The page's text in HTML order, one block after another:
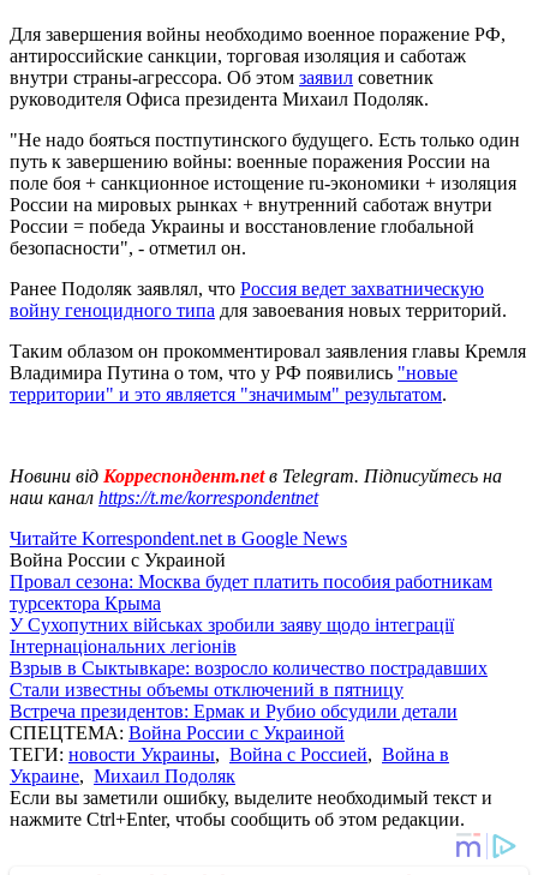
Для завершения войны необходимо военное поражение РФ,
антироссийские санкции, торговая изоляция и саботаж
внутри страны-агрессора. Об этом заявил советник
руководителя Офиса президента Михаил Подоляк.
"Не надо бояться постпутинского будущего. Есть только один
путь к завершению войны: военные поражения России на
поле боя + санкционное истощение ru-экономики + изоляция
России на мировых рынках + внутренний саботаж внутри
России = победа Украины и восстановление глобальной
безопасности", - отметил он.
Ранее Подоляк заявлял, что Россия ведет захватническую
войну геноцидного типа для завоевания новых территорий.
Таким облазом он прокомментировал заявления главы Кремля
Владимира Путина о том, что у РФ появились "новые
территории" и это является "значимым" результатом.
Новини від Корреспондент.netв Telegram. Підписуйтесь на
наш канал https://t.me/korrespondentnet
Читайте Korrespondent.net в Google News
Война России с Украиной
Провал сезона: Москва будет платить пособия работникам
турсектора Крыма
У Сухопутних військах зробили заяву щодо інтеграції
Інтернаціональних легіонів
Взрыв в Сыктывкаре: возросло количество пострадавших
Стали известны объемы отключений в пятницу
Встреча президентов: Ермак и Рубио обсудили детали
СПЕЦТЕМА: Война России с Украиной
ТЕГИ: новости Украины, Война с Россией, Война в
Украине, Михаил Подоляк
Если вы заметили ошибку, выделите необходимый текст и
нажмите Ctrl+Enter, чтобы сообщить об этом редакции.